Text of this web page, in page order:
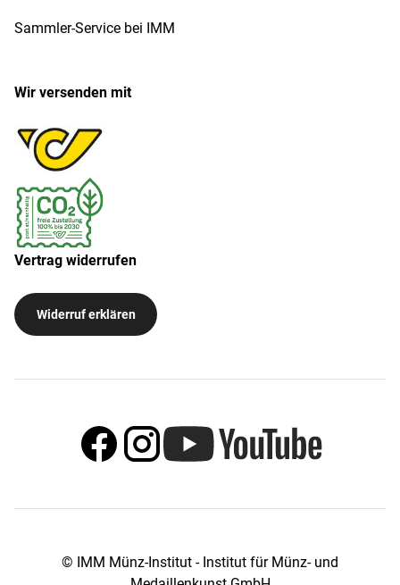
Sammler-Service bei IMM
Wir versenden mit
Vertrag widerrufen
Widerruf erklären
© IMM Münz-Institut - Institut für Münz- und